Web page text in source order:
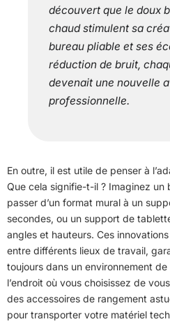
découvert que le doux
chaud stimulent sa
bureau pliable et ses
réduction de bruit,
devenait une nouvelle
professionnelle.
En outre, il est utile de penser à
Que cela signifie-t-il ? Imaginez un
passer d’un format mural à un
secondes, ou un support de
angles et hauteurs. Ces
entre différents lieux de travail,
toujours dans un environnement
l’endroit où vous choisissez de
des accessoires de rangement
pour transporter votre matériel